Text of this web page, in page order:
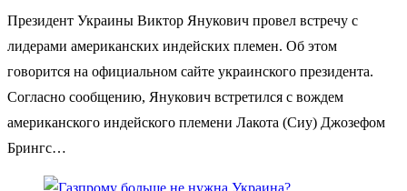
Президент Украины Виктор Янукович провел встречу с
лидерами американских индейских племен. Об этом
говорится на официальном сайте украинского президента.
Согласно сообщению, Янукович встретился с вождем
американского индейского племени Лакота (Сиу) Джозефом
Брингс…